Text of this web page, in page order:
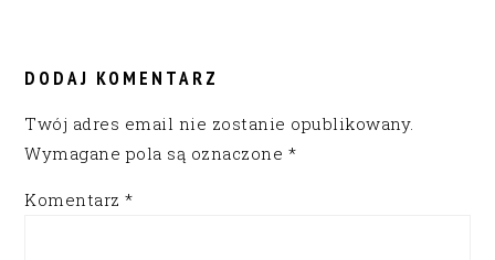
INTERACTIONS
DODAJ KOMENTARZ
Twój adres email nie zostanie opublikowany.
Wymagane pola są oznaczone *
Komentarz*